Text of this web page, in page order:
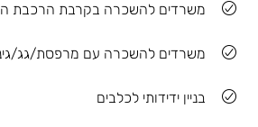
משרדים להשכרה בקרבת הרכבת
משרדים להשכרה עם מרפסת/גג/
בניין ידידותי לכלבים